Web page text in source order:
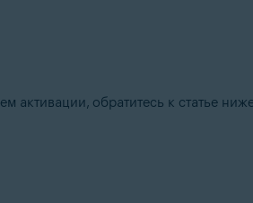
активации, обратитесь к статье